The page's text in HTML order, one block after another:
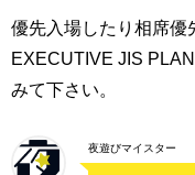
優先入場したり相席優
EXECUTIVE JIS
みて下さい。
夜遊びマイスター